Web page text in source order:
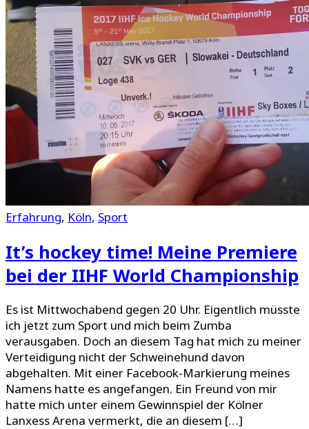
Erfahrung, Köln, Sport
It’s hockey time! Meine Premiere
bei der IIHF World Championship
Es ist Mittwochabend gegen 20 Uhr. Eigentlich müsste
ich jetzt zum Sport und mich beim Zumba
verausgaben. Doch an diesem Tag hat mich zu meiner
Verteidigung nicht der Schweinehund davon
abgehalten. Mit einer Facebook-Markierung meines
Namens hatte es angefangen. Ein Freund von mir
hatte mich unter einem Gewinnspiel der Kölner
Lanxess Arena vermerkt, die an diesem […]